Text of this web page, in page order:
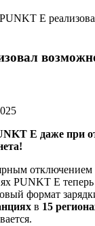
PUNKT E
E даже при
отключением
PUNKT E
формат
в 15